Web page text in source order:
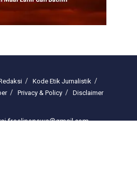
Kode Etik Jurnalistik
Privacy & Policy Disclaimer